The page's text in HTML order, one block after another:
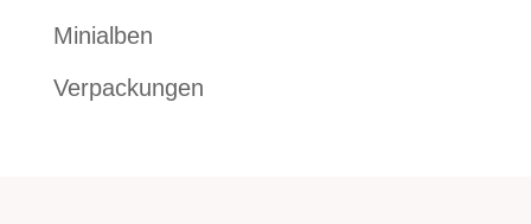
Minialben
Verpackungen